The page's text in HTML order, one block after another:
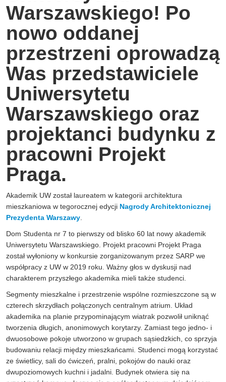
Warszawskiego! Po
nowo oddanej
przestrzeni oprowadzą
Was przedstawiciele
Uniwersytetu
Warszawskiego oraz
projektanci budynku z
pracowni Projekt
Praga.
Akademik UW został laureatem w kategorii architektura
mieszkaniowa w tegorocznej edycji Nagrody Architektonicznej
Prezydenta Warszawy.
Dom Studenta nr 7 to pierwszy od blisko 60 lat nowy akademik
Uniwersytetu Warszawskiego. Projekt pracowni Projekt Praga
został wyłoniony w konkursie zorganizowanym przez SARP we
współpracy z UW w 2019 roku. Ważny głos w dyskusji nad
charakterem przyszłego akademika mieli także studenci.
Segmenty mieszkalne i przestrzenie wspólne rozmieszczone są w
czterech skrzydłach połączonych centralnym atrium. Układ
akademika na planie przypominającym wiatrak pozwolił uniknąć
tworzenia długich, anonimowych korytarzy. Zamiast tego jedno- i
dwuosobowe pokoje utworzono w grupach sąsiedzkich, co sprzyja
budowaniu relacji między mieszkańcami. Studenci mogą korzystać
ze świetlicy, sali do ćwiczeń, pralni, pokojów do nauki oraz
dwupoziomowych kuchni i jadalni. Budynek otwiera się na